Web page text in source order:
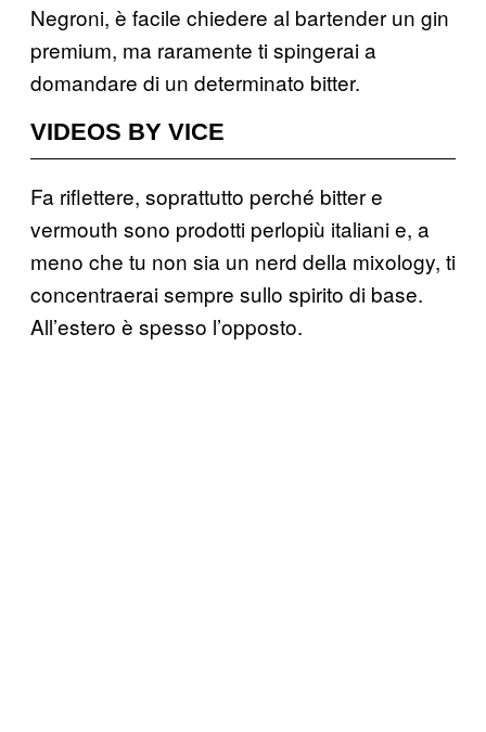
Negroni, è facile chiedere al bartender un gin
premium, ma raramente ti spingerai a
domandare di un determinato bitter.
VIDEOS BY VICE
Fa riflettere, soprattutto perché bitter e
vermouth sono prodotti perlopiù italiani e, a
meno che tu non sia un nerd della mixology, ti
concentraerai sempre sullo spirito di base.
All’estero è spesso l’opposto.